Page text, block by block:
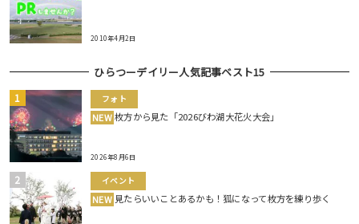
2010年4月2日
ひらつーデイリー人気記事ベスト15
フォト
NEW 枚方から見た「2026びわ湖大花火大会」
2026年8月6日
イベント
NEW 見たらいいことあるかも！狐になって枚方を練り歩く